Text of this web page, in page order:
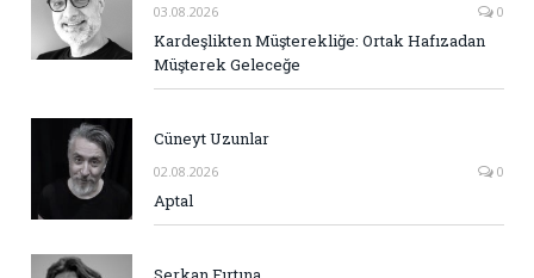
03.08.2026 0
Kardeşlikten Müşterekliğe: Ortak Hafızadan
Müşterek Geleceğe
Cüneyt Uzunlar
02.08.2026 0
Aptal